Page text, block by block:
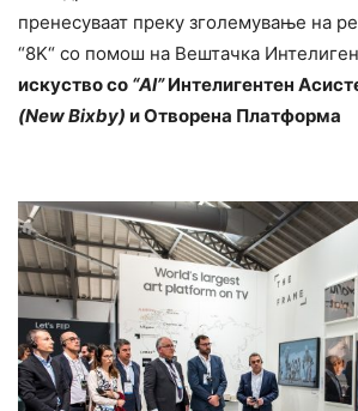
пренесуваат преку зголемување на
“8K“ со помош на Вештачка
искуство со “AI”Интелигентен
(New Bixby) и Отворена Платформа